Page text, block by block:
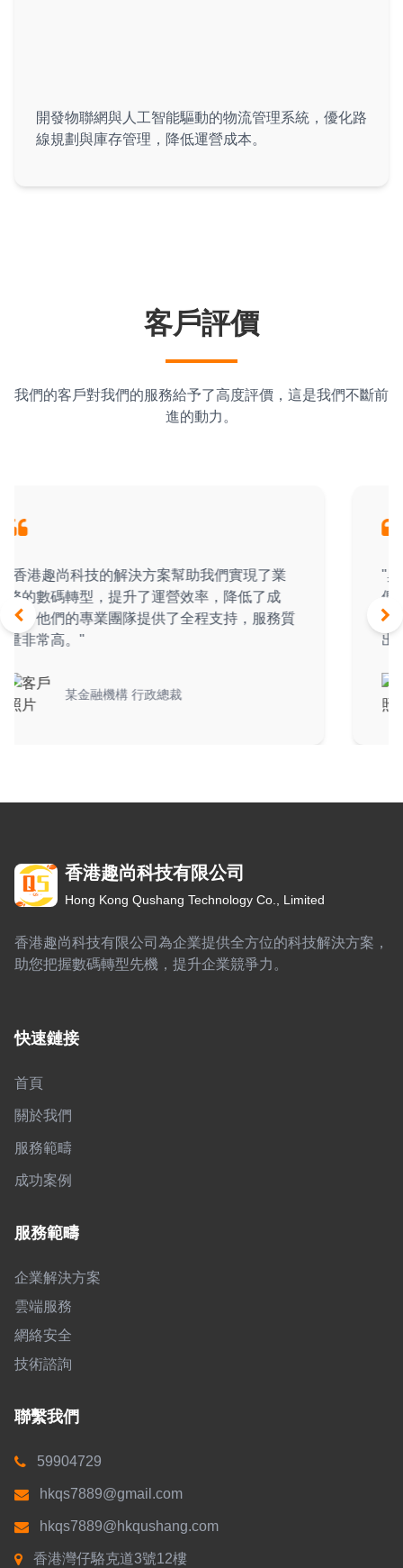
智能物流管理
物流與供應鏈行業
開發物聯網與人工智能驅動的物流管理系統，優化路
線規劃與庫存管理，降低運營成本。
客戶評價
我們的客戶對我們的服務給予了高度評價，這是我們不斷前
進的動力。
"與香港趣尚科技合作是一次愉快的經歷。他
們的技術團隊深入了解我們的需求，提供了創
新的解決方案，幫助我們在市場競爭中脫穎而
出。"
某零售企業 市場總監
香港趣尚科技有限公司
Hong Kong Qushang Technology Co., Limited
香港趣尚科技有限公司為企業提供全方位的科技解決方案，
助您把握數碼轉型先機，提升企業競爭力。
快速鏈接
首頁
關於我們
服務範疇
成功案例
服務範疇
企業解決方案
雲端服務
網絡安全
技術諮詢
聯繫我們
59904729
hkqs7889@gmail.com
hkqs7889@hkqushang.com
香港灣仔駱克道3號12樓